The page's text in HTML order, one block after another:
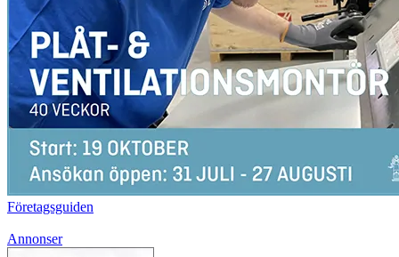
Företagsguiden
Annonser